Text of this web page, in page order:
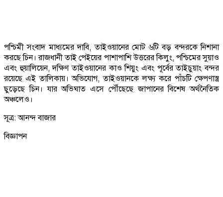
পশ্চিমী সংবাদ মাধ্যমের দাবি, তাইওয়ানের মোট ৬টি বড় বন্দরকে নিশানা
করছে চিন। রাজধানী তাই পেইয়ের পাশাপাশি উত্তরের কিলুং, পশ্চিমের সুয়াও
এবং হুয়ালিয়েন, দক্ষিণ তাইওয়ানের কাও শিয়ুং এবং পূর্বের তাইচুয়াং বন্দর
রয়েছে এই তালিকায়। অভিযোগ, তাইওয়ানকে লক্ষ্য করে পাঁচটি ক্ষেপণাস্ত্র
ছুড়েছে চিন। যার অভিঘাত এসে পৌঁছেছে জাপানের বিশেষ অর্থনৈতিক
অঞ্চলেও।
সূত্র: আনন্দ বাজার
বিজ্ঞাপন